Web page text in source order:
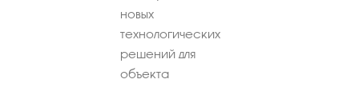
новых
технологических
решений для
объекта